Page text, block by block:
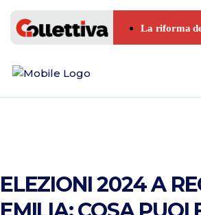
ELEZIONI 2024 A